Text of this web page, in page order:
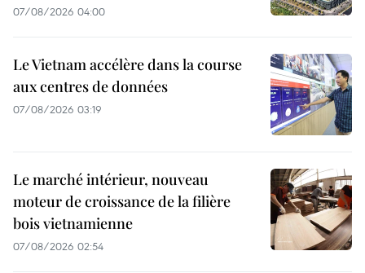
07/08/2026 04:00
Le Vietnam accélère dans la course
aux centres de données
07/08/2026 03:19
Le marché intérieur, nouveau
moteur de croissance de la filière
bois vietnamienne
07/08/2026 02:54